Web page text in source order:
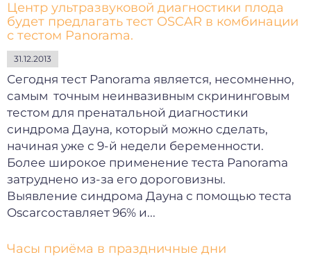
Центр ультразвуковой диагностики плода
будет предлагать тест OSCAR в комбинации
с тестом Panorama.
31.12.2013
Сегодня тест Panorama является, несомненно,
самым точным неинвазивным скрининговым
тестом для пренатальной диагностики
синдрома Дауна, который можно сделать,
начиная уже с 9-й недели беременности.
Более широкое применение теста Panorama
затруднено из-за его дороговизны.
Выявление синдрома Дауна с помощью теста
Oscarсоставляет 96% и...
Часы приёма в праздничные дни